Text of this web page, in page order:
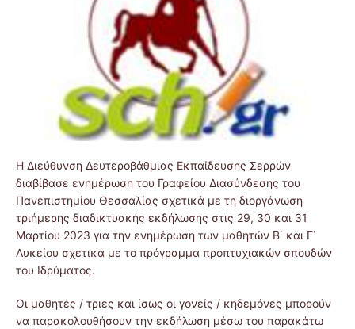
Η Διεύθυνση Δευτεροβάθμιας Εκπαίδευσης Σερρών
διαβίβασε ενημέρωση του Γραφείου Διασύνδεσης του
Πανεπιστημίου Θεσσαλίας σχετικά με τη διοργάνωση
τριήμερης διαδικτυακής εκδήλωσης στις 29, 30 και 31
Μαρτίου 2023 για την ενημέρωση των μαθητών Β΄ και Γ΄
Λυκείου σχετικά με το πρόγραμμα προπτυχιακών σπουδών
του Ιδρύματος.
Οι μαθητές / τριες και ίσως οι γονείς / κηδεμόνες μπορούν
να παρακολουθήσουν την εκδήλωση μέσω του παρακάτω